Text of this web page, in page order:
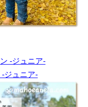
-ジュニア-
ジュニア-